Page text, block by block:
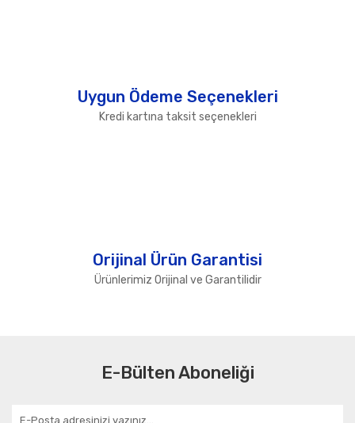
Uygun Ödeme Seçenekleri
Kredi kartına taksit seçenekleri
Orijinal Ürün Garantisi
Ürünlerimiz Orijinal ve Garantilidir
E-Bülten Aboneliği